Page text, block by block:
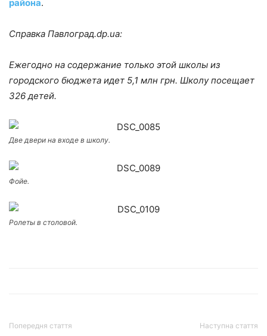
района.
Справка Павлоград.dp.ua:
Ежегодно на содержание только этой школы из
городского бюджета идет 5,1 млн грн. Школу посещает
326 детей.
Две двери на входе в школу.
Фойе.
Ролеты в столовой.
Попередня стаття Наступна стаття